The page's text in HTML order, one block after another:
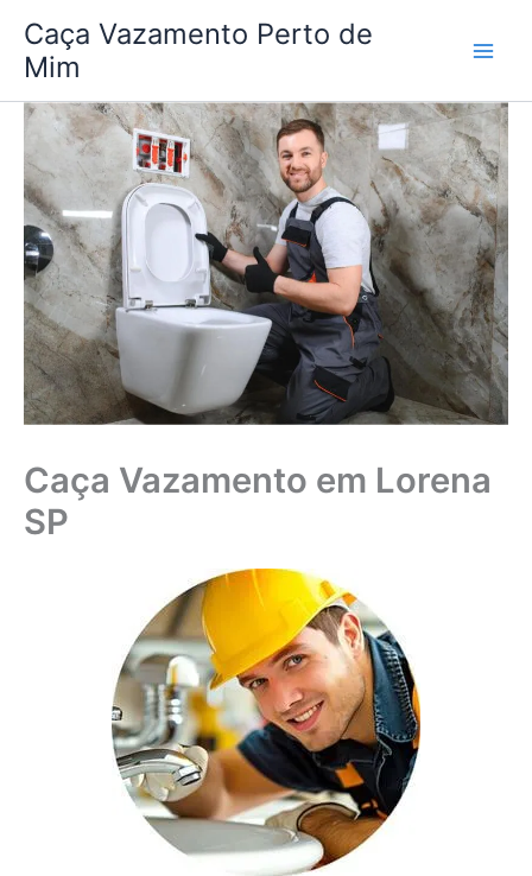
para
conteúdo
Caça Vazamento Perto de
Mim
Caça Vazamento em Lorena
SP